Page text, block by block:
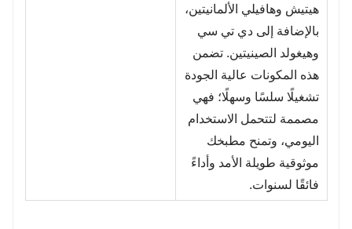
هيتيش وهافيلي الألمانيتين،
بالإضافة إلى دي تي سي
وهيغولد الصينيتين. تضمن
هذه المكونات عالية الجودة
تشغيلًا سلسًا وسهلًا؛ فهي
مصممة لتتحمل الاستخدام
اليومي، وتمنح مطبخك
موثوقية طويلة الأمد وأداءً
فائقًا لسنوات.